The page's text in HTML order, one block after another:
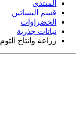
المنتدى
قسم البساتين
الخضراوات
نباتات جذرية
زراعة وانتاج الثوم